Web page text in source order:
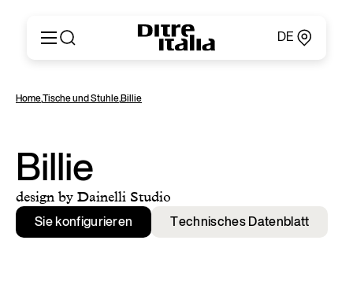
DE
Produkte
Kataloge und Materialien
Ditre Italia für Fachleute
Verkaufsstellen
Nachrichten & Presse
Geschützer Bereich
English
Español
Русский
简体中文
Home,Tische und Stuhle,Billie
Billie
design by Dainelli Studio
Sie konfigurieren Technisches Datenblatt